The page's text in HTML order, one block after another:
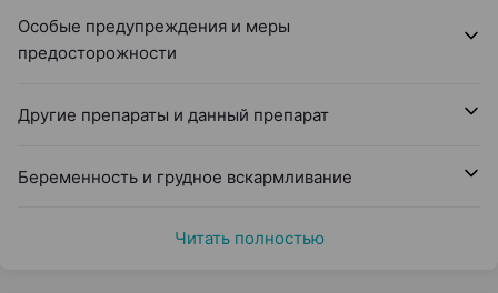
Особые предупреждения и меры
предосторожности
Другие препараты и данный препарат
Беременность и грудное вскармливание
Читать полностью